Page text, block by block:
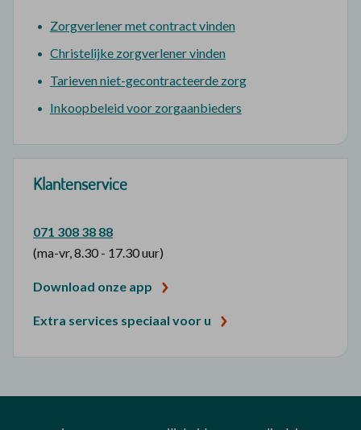
Zorgverlener met contract vinden
Christelijke zorgverlener vinden
Tarieven niet-gecontracteerde zorg
Inkoopbeleid voor zorgaanbieders
Klantenservice
071 308 38 88
(ma-vr, 8.30 - 17.30 uur)
Download onze app
Extra services speciaal voor u